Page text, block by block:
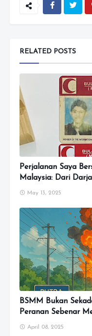
RELATED POSTS
Perjalanan Saya
Malaysia: Dari
May 13, 2025
BSMM Bukan
Peranan Sebenar
April 08, 2025